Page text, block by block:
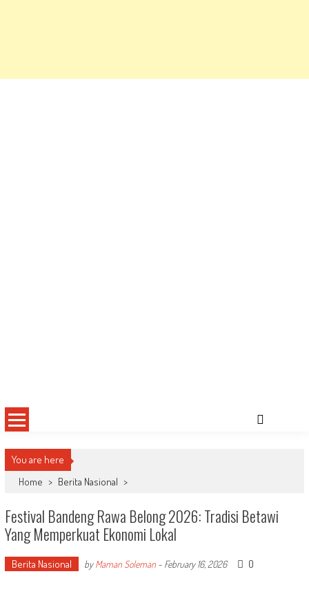
You are here
Home > Berita Nasional >
Festival Bandeng Rawa Belong 2026: Tradisi Betawi
Yang Memperkuat Ekonomi Lokal
Berita Nasional byMaman Soleman- February 16, 2026 0